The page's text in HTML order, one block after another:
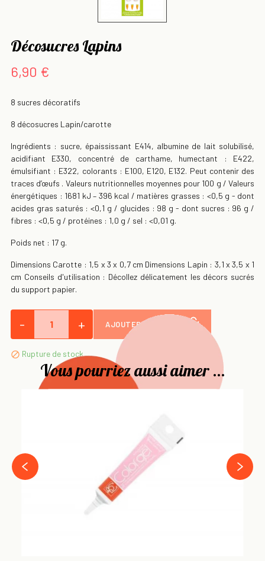
Décosucres Lapins
6,90 €
8 sucres décoratifs
8 décosucres Lapin/carotte
Ingrédients : sucre, épaississant E414, albumine de lait solubilisé,
acidifiant E330, concentré de carthame, humectant : E422,
émulsifiant : E322, colorants : E100, E120, E132. Peut contenir des
traces d’œufs . Valeurs nutritionnelles moyennes pour 100 g / Valeurs
énergétiques : 1681 kJ – 396 kcal / matières grasses : <0,5 g - dont
acides gras saturés : <0,1 g / glucides : 98 g - dont sucres : 96 g /
fibres : <0,5 g / protéines : 1,0 g / sel : <0,01 g.
Poids net : 17 g.
Dimensions Carotte : 1,5 x 3 x 0,7 cm Dimensions Lapin : 3,1 x 3,5 x 1
cm Conseils d'utilisation : Décollez délicatement les décors sucrés
du support papier.
- + AJOUTER AU PANIER
 Rupture de stock
Vous pourriez aussi aimer ...
‹
›